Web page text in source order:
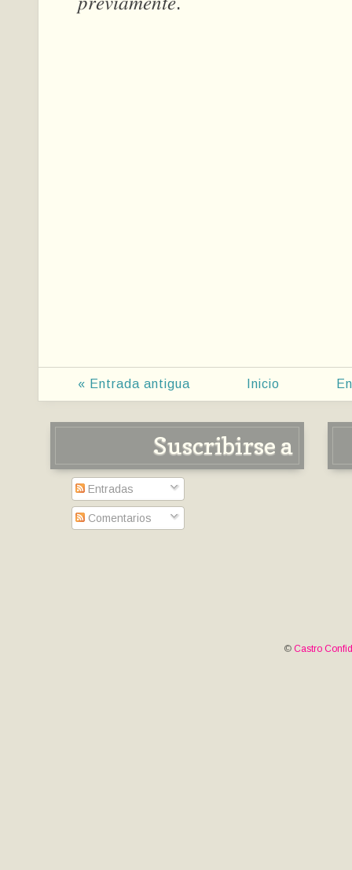
« Entrada antigua Inicio
Suscribirse a
Entradas
Comentarios
© Castro